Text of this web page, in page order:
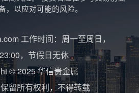
，以应对可能的风险。
工作时间：周一至周日，
，节假日无休
© 2025 华信贵金属
留所有权利，不得转载